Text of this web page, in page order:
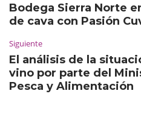
Bodega Sierra Norte
de cava con Pasión
Siguiente
El análisis de la
vino por parte del
Pesca y Alimentación